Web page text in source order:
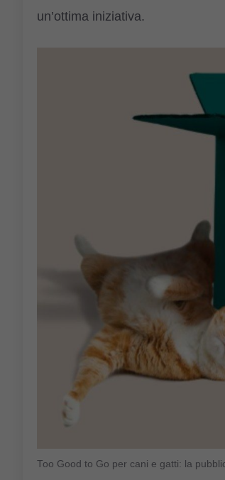
un’ottima iniziativa.
Too Good to Go per cani e gatti: la